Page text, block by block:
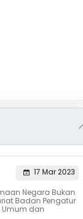
17 Mar 2023
Negara Bukan
Badan Pengatur
Umum dan